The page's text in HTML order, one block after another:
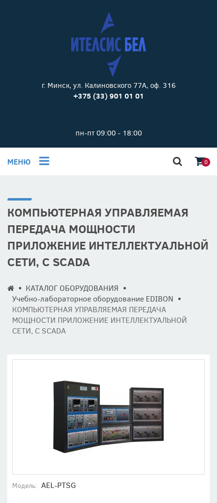
г. Минск, ул. Калиновского 77А, оф. 316
+375 (33) 901 01 01
пн-пт 09:00 - 18:00
МЕНЮ 0
КОМПЬЮТЕРНАЯ УПРАВЛЯЕМАЯ
ПЕРЕДАЧА МОЩНОСТИ
ПРИЛОЖЕНИЕ ИНТЕЛЛЕКТУАЛЬНОЙ
СЕТИ, С SCADA
КАТАЛОГ ОБОРУДОВАНИЯ
Учебно-лабораторное оборудование EDIBON
КОМПЬЮТЕРНАЯ УПРАВЛЯЕМАЯ ПЕРЕДАЧА
МОЩНОСТИ ПРИЛОЖЕНИЕ ИНТЕЛЛЕКТУАЛЬНОЙ
СЕТИ, С SCADA
Модель: AEL-PTSG